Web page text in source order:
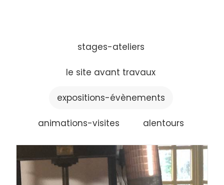
stages-ateliers
le site avant travaux
expositions-évènements
animations-visites alentours